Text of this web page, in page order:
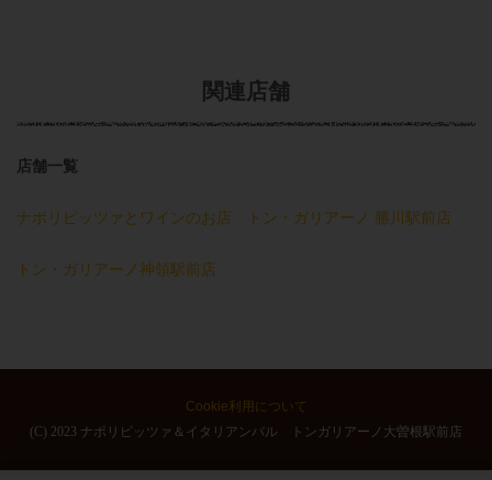
関連店舗
店舗一覧
ナポリピッツァとワインのお店 トン・ガリアーノ 勝川駅前店
トン・ガリアーノ神領駅前店
Cookie利用について
(C) 2023 ナポリピッツァ＆イタリアンバル トンガリアーノ大曽根駅前店